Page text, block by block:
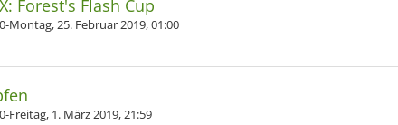
Forest's Flash Cup
Montag, 25. Februar 2019, 01:00
Freitag, 1. März 2019, 21:59